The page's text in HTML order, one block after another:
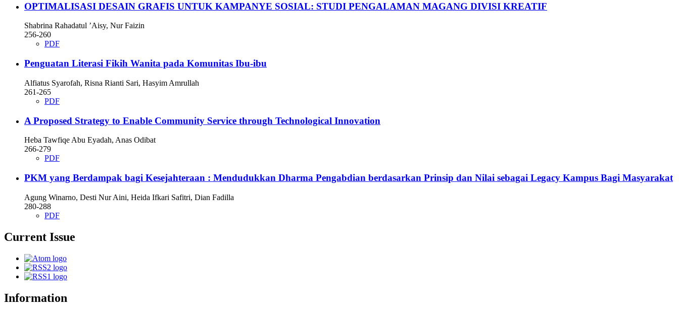
OPTIMALISASI DESAIN GRAFIS UNTUK KAMPANYE SOSIAL: STUDI PENGALAMAN MAGANG DIVISI KREATIF
Shabrina Rahadatul ’Aisy, Nur Faizin
256-260
PDF
Penguatan Literasi Fikih Wanita pada Komunitas Ibu-ibu
Alfiatus Syarofah, Risna Rianti Sari, Hasyim Amrullah
261-265
PDF
A Proposed Strategy to Enable Community Service through Technological Innovation
Heba Tawfiqe Abu Eyadah, Anas Odibat
266-279
PDF
PKM yang Berdampak bagi Kesejahteraan : Mendudukkan Dharma Pengabdian berdasarkan Prinsip dan Nilai sebagai Legacy Kampus Bagi Masyarakat
Agung Winarno, Desti Nur Aini, Heida Ifkari Safitri, Dian Fadilla
280-288
PDF
Current Issue
Information